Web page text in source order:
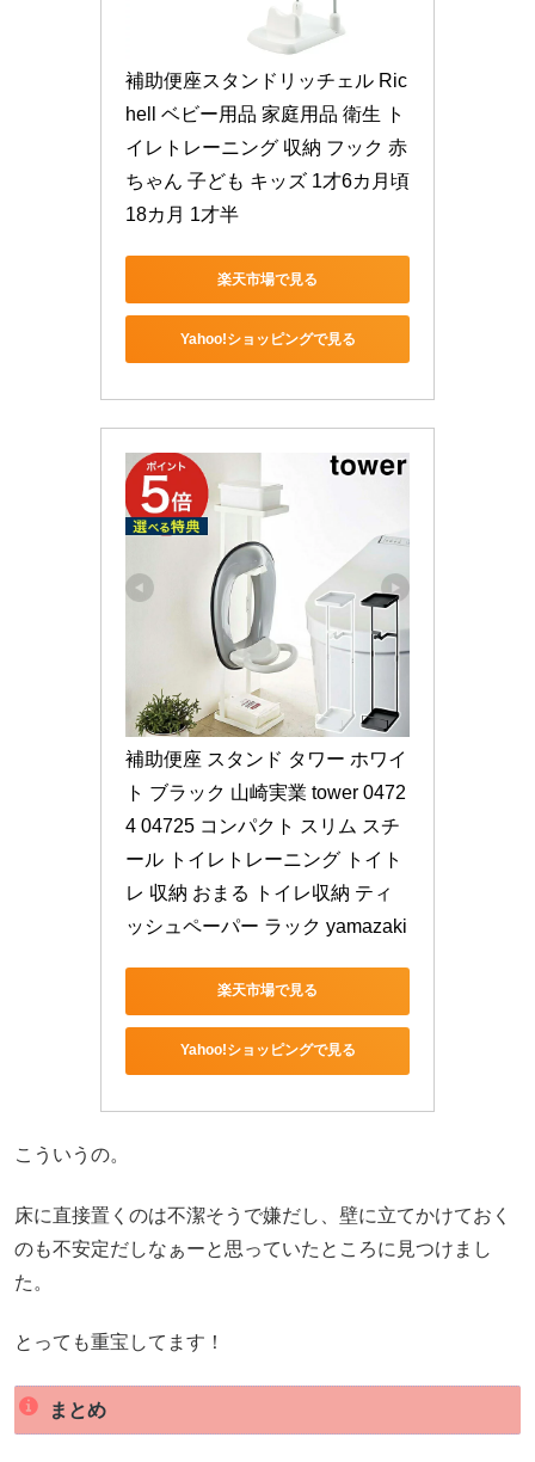
補助便座スタンドリッチェル Ric
hell ベビー用品 家庭用品 衛生 ト
イレトレーニング 収納 フック 赤
ちゃん 子ども キッズ 1才6カ月頃
18カ月 1才半
楽天市場で見る
Yahoo!ショッピングで見る
補助便座 スタンド タワー ホワイ
ト ブラック 山崎実業 tower 0472
4 04725 コンパクト スリム スチ
ール トイレトレーニング トイト
レ 収納 おまる トイレ収納 ティ
ッシュペーパー ラック yamazaki
楽天市場で見る
Yahoo!ショッピングで見る
こういうの。
床に直接置くのは不潔そうで嫌だし、壁に立てかけておく
のも不安定だしなぁーと思っていたところに見つけまし
た。
とっても重宝してます！
まとめ